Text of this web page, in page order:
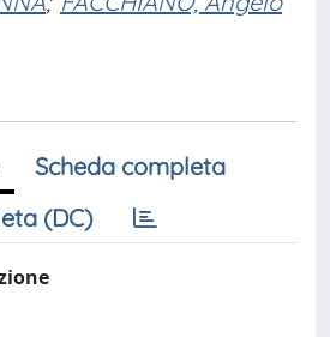
Scheda completa
(DC)